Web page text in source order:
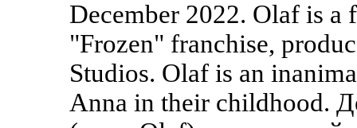
December 2022. Olaf is
"Frozen" franchise,
Studios. Olaf is an
Anna in their childhood.